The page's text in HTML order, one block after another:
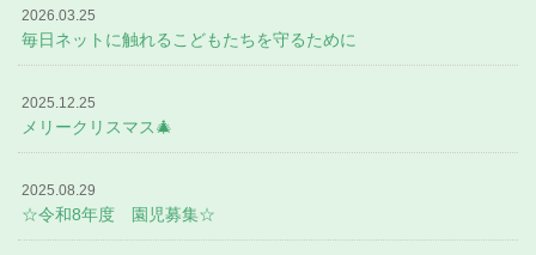
2026.03.25
毎日ネットに触れるこどもたちを守るために
2025.12.25
メリークリスマス🎄
2025.08.29
☆令和8年度 園児募集☆